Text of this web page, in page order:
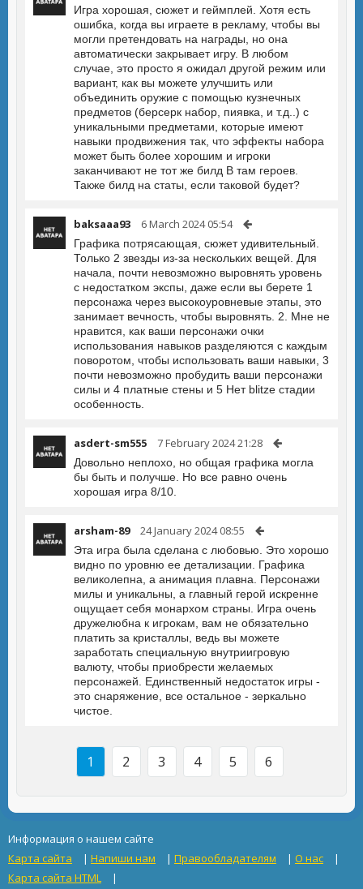
Игра хорошая, сюжет и геймплей. Хотя есть
ошибка, когда вы играете в рекламу, чтобы вы
могли претендовать на награды, но она
автоматически закрывает игру. В любом
случае, это просто я ожидал другой режим или
вариант, как вы можете улучшить или
объединить оружие с помощью кузнечных
предметов (берсерк набор, пиявка, и т.д..) с
уникальными предметами, которые имеют
навыки продвижения так, что эффекты набора
может быть более хорошим и игроки
заканчивают не тот же билд В там героев.
Также билд на статы, если таковой будет?
baksaaa93 6 March 2024 05:54
Графика потрясающая, сюжет удивительный.
Только 2 звезды из-за нескольких вещей. Для
начала, почти невозможно выровнять уровень
с недостатком экспы, даже если вы берете 1
персонажа через высокоуровневые этапы, это
занимает вечность, чтобы выровнять. 2. Мне не
нравится, как ваши персонажи очки
использования навыков разделяются с каждым
поворотом, чтобы использовать ваши навыки, 3
почти невозможно пробудить ваши персонажи
силы и 4 платные стены и 5 Нет blitze стадии
особенность.
asdert-sm555 7 February 2024 21:28
Довольно неплохо, но общая графика могла
бы быть и получше. Но все равно очень
хорошая игра 8/10.
arsham-89 24 January 2024 08:55
Эта игра была сделана с любовью. Это хорошо
видно по уровню ее детализации. Графика
великолепна, а анимация плавна. Персонажи
милы и уникальны, а главный герой искренне
ощущает себя монархом страны. Игра очень
дружелюбна к игрокам, вам не обязательно
платить за кристаллы, ведь вы можете
заработать специальную внутриигровую
валюту, чтобы приобрести желаемых
персонажей. Единственный недостаток игры -
это снаряжение, все остальное - зеркально
чистое.
1 2 3 4 5 6
Информация о нашем сайте
Карта сайта
| Напиши нам | Правообладателям | О нас
|
Карта сайта HTML
|